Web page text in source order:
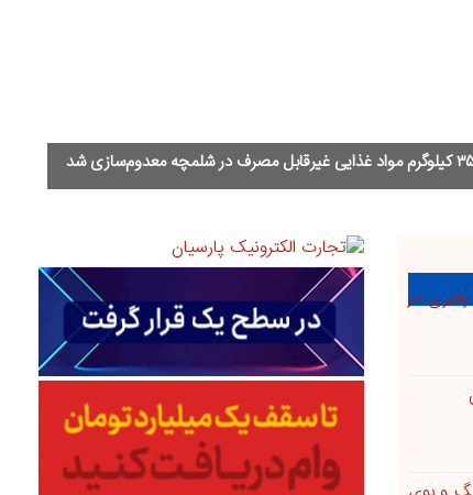
۳ اختلاف خانوادگی و مالی در هفتکل با صلح و سازش پایان یافت
در